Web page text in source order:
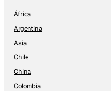
África
Argentina
Asia
Chile
China
Colombia